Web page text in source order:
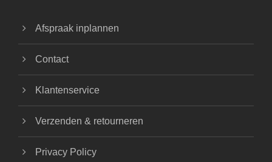
Afspraak inplannen
Contact
Klantenservice
Verzenden & retourneren
Privacy Policy